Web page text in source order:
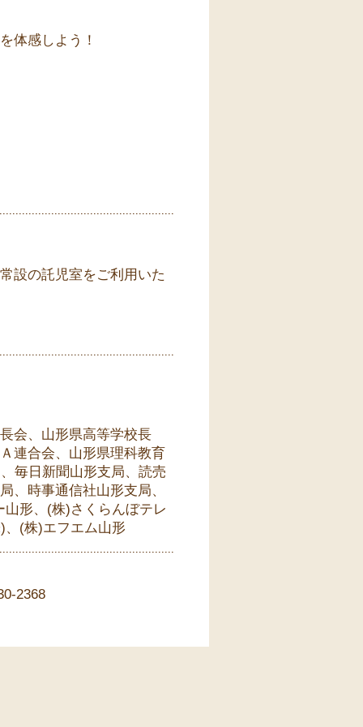
体感しよう！
設の託児室をご利用いた
会、山形県高等学校長
連合会、山形県理科教育
毎日新聞山形支局、読売
、時事通信社山形支局、
形、(株)さくらんぼテレ
、(株)エフエム山形
2368